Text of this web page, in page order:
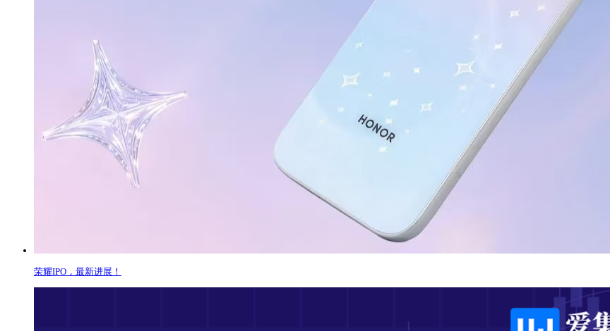
荣耀IPO，最新进展！